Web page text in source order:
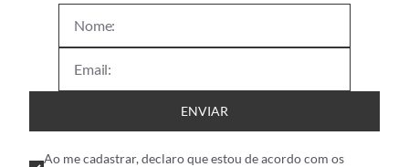
ENVIAR
Ao me cadastrar, declaro que estou de acordo com os